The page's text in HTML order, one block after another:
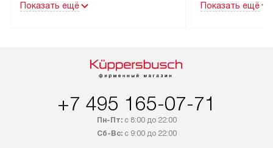
рекомендуем обсудить
быть отправлены покупателю
интересен товар «Под заказ»,
обсудите возможность его
приобретения с менеджером сайта.
Показать ещё
партнера
по монтажу
Показать ещё
+7 495 165-07-71
Пн-Пт:с 8:00 до 22:00
Сб-Вс:с 9:00 до 22:00